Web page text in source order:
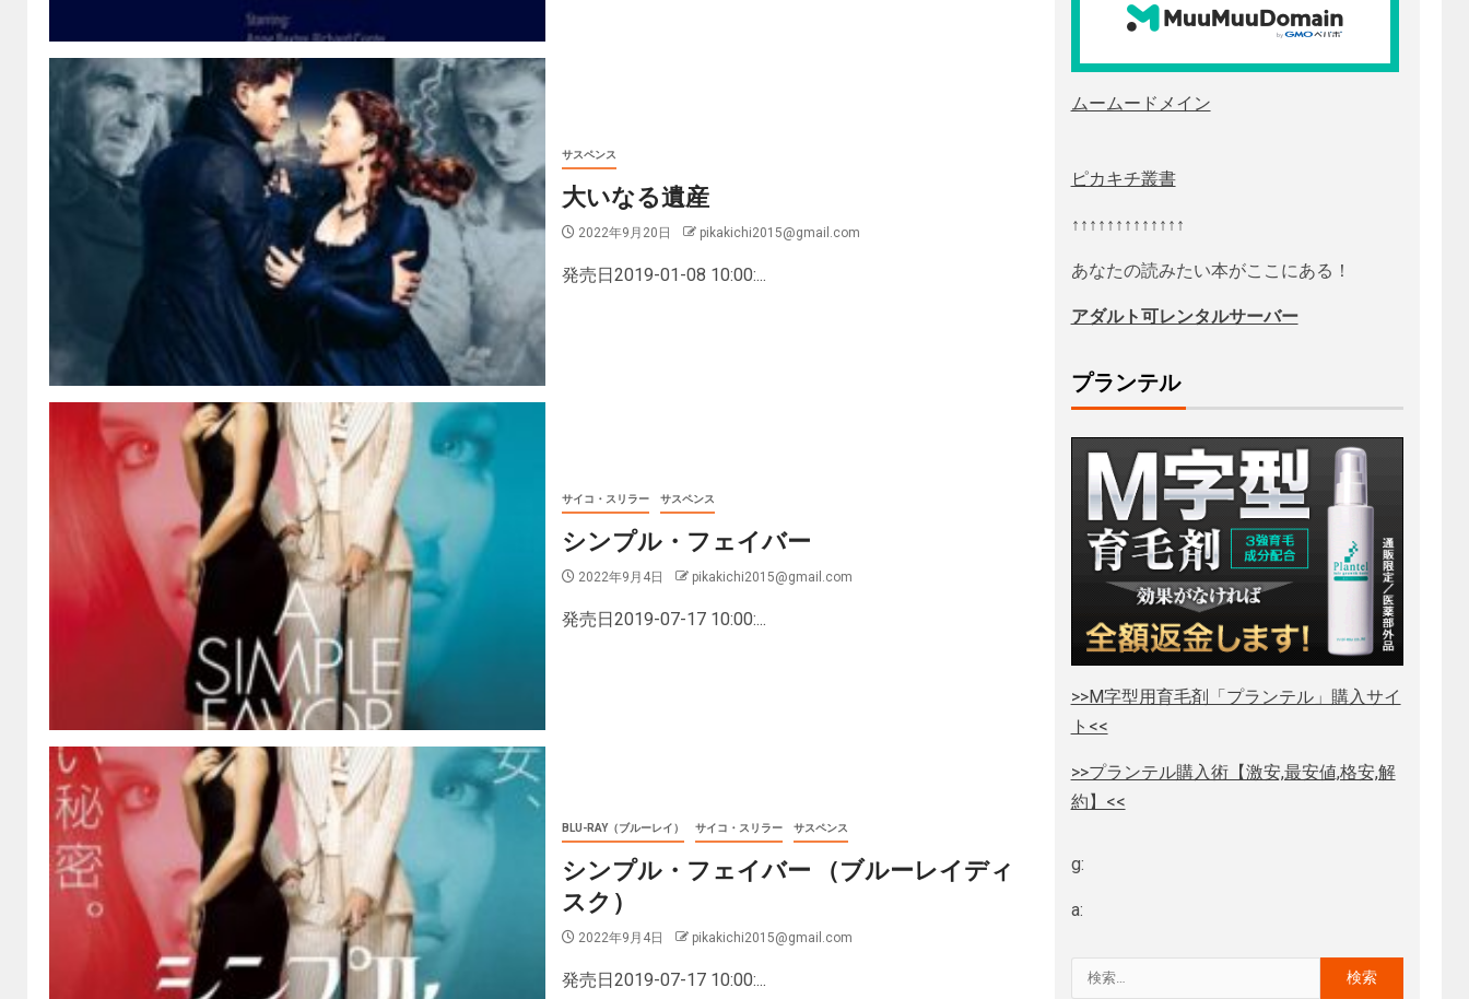
サスペンス
大いなる遺産
2022年9月20日 pikakichi2015@gmail.com
発売日2019-01-08 10:00:...
サイコ・スリラー サスペンス
シンプル・フェイバー
2022年9月4日 pikakichi2015@gmail.com
発売日2019-07-17 10:00:...
BLU-RAY（ブルーレイ） サイコ・スリラー サスペンス
シンプル・フェイバー （ブルーレイディ
スク）
2022年9月4日 pikakichi2015@gmail.com
発売日2019-07-17 10:00:...
ムームードメイン
ピカキチ叢書
↑↑↑↑↑↑↑↑↑↑↑↑↑
あなたの読みたい本がここにある！
アダルト可レンタルサーバー
プランテル
>>M字型用育毛剤「プランテル」購入サイ
ト<<
>>プランテル購入術【激安,最安値,格安,解
約】<<
g:
a: